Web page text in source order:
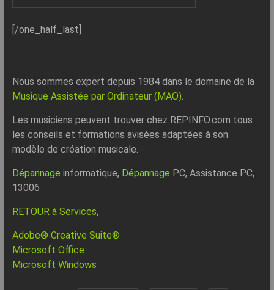
[/one_half_last]
Nous sommes expert depuis 1984 dans le domaine de la
Musique Assistée par Ordinateur (MAO).
Les musiciens peuvent trouver chez REPINFO.com tous
les conseils et formations avisées adaptées à son
modèle de création musicale.
Dépannage informatique, Dépannage PC, Assistance PC,
13006
RETOUR à Services,
Adobe® Creative Suite®
Microsoft Office
Microsoft Windows